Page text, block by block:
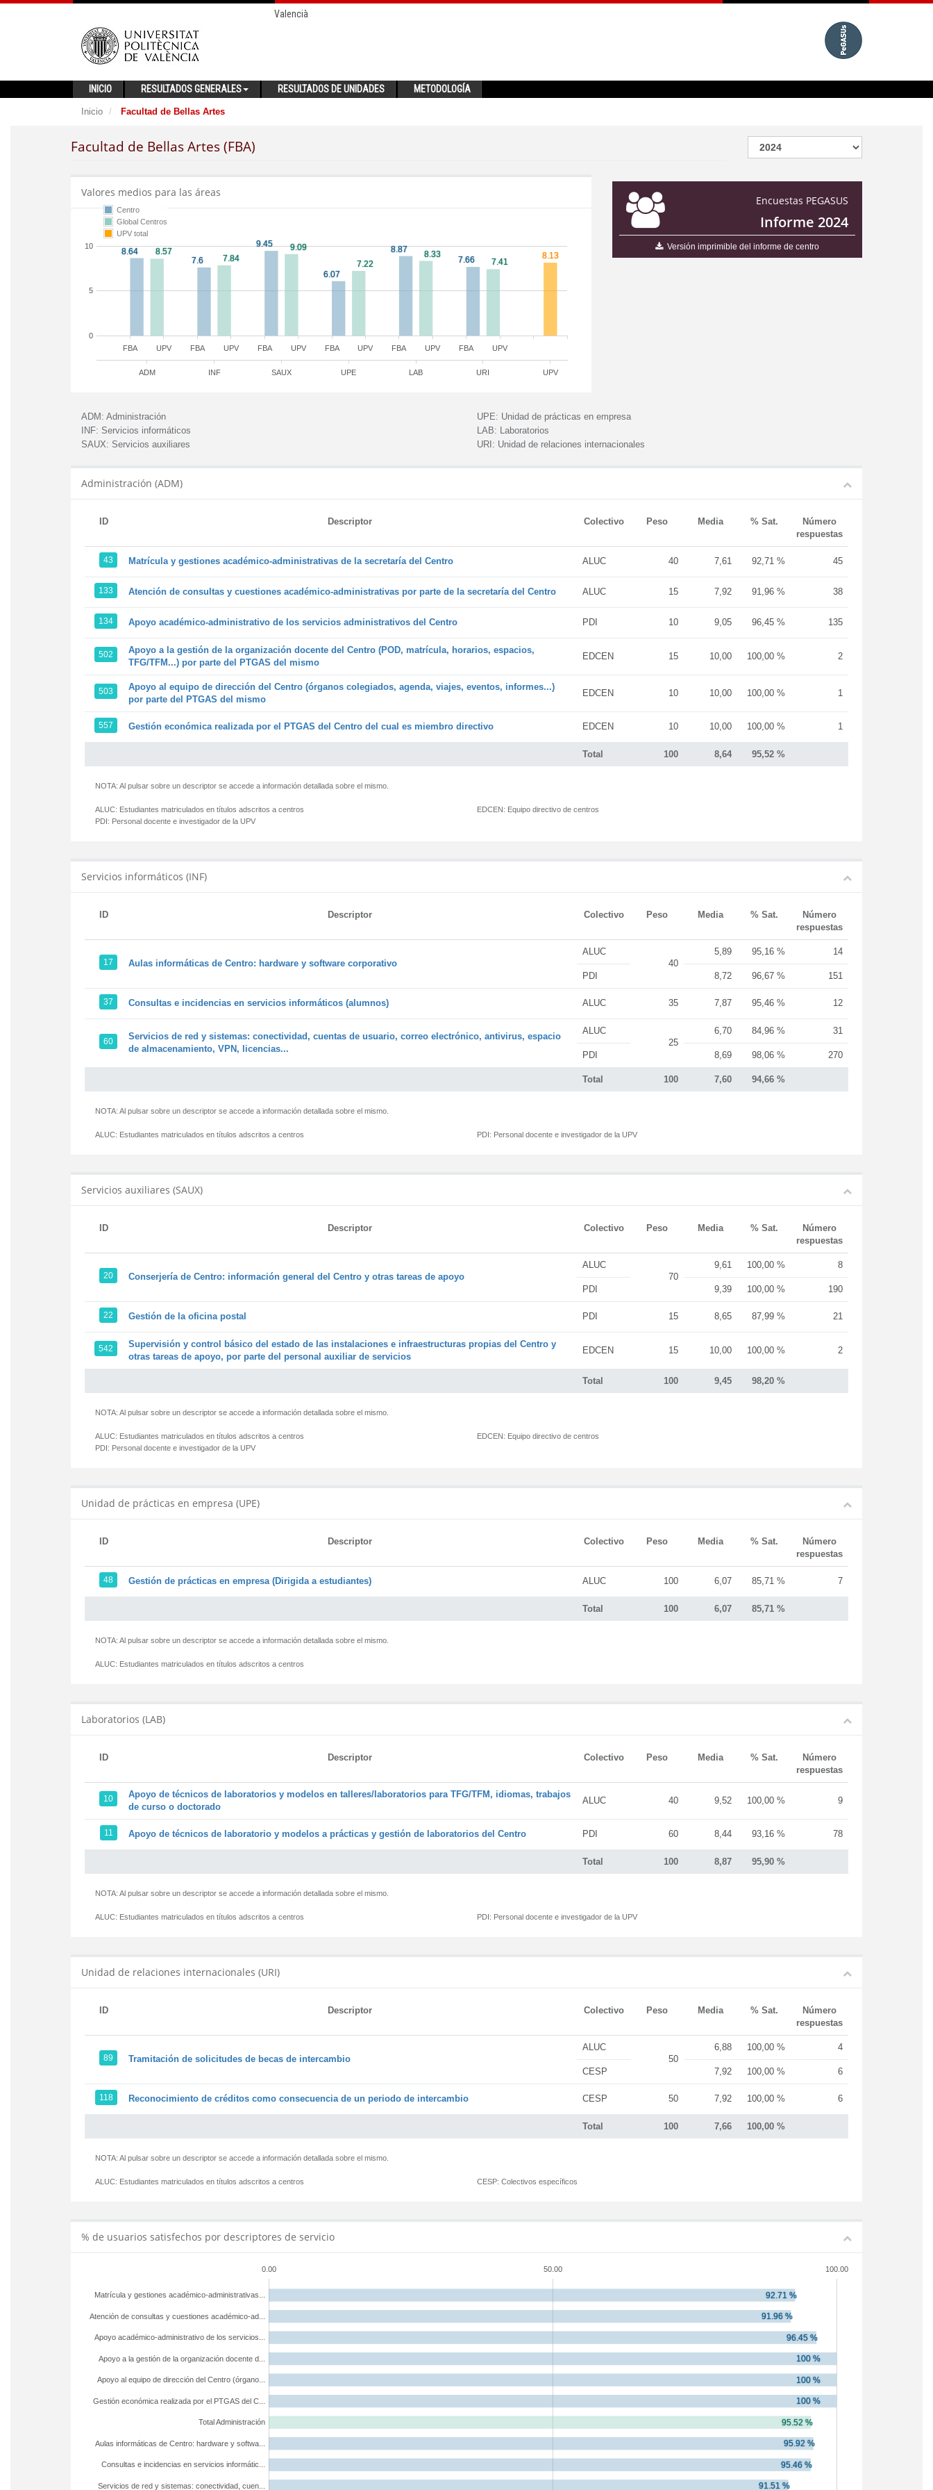
Valencià
INICIO RESULTADOS GENERALES RESULTADOS DE UNIDADES METODOLOGÍA
Inicio Facultad de Bellas Artes
Facultad de Bellas Artes (FBA)
Encuestas PEGASUS
Informe 2024
Versión imprimible del informe de centro
Valores medios para las áreas
FBA FBA FBA FBA FBA FBA
UPV UPV UPV UPV UPV UPV
ADM INF SAUX UPE LAB URI UPV
0
5
10
Centro
Global Centros
UPV total
ADM: Administración
INF: Servicios informáticos
SAUX: Servicios auxiliares
UPE: Unidad de prácticas en empresa
LAB: Laboratorios
URI: Unidad de relaciones internacionales
Administración (ADM)
ID Descriptor Colectivo Peso Media % Sat.
Número
respuestas
Total 100 8,64 95,52 %
43 Matrícula y gestiones académico-administrativas de la secretaría del Centro ALUC 40 7,61 92,71 % 45
133 Atención de consultas y cuestiones académico-administrativas por parte de la secretaría del Centro ALUC 15 7,92 91,96 % 38
134 Apoyo académico-administrativo de los servicios administrativos del Centro PDI 10 9,05 96,45 % 135
502
Apoyo a la gestión de la organización docente del Centro (POD, matrícula, horarios, espacios,
TFG/TFM...) por parte del PTGAS del mismo
EDCEN 15 10,00 100,00 % 2
503
Apoyo al equipo de dirección del Centro (órganos colegiados, agenda, viajes, eventos, informes...)
por parte del PTGAS del mismo
EDCEN 10 10,00 100,00 % 1
557 Gestión económica realizada por el PTGAS del Centro del cual es miembro directivo EDCEN 10 10,00 100,00 % 1
NOTA: Al pulsar sobre un descriptor se accede a información detallada sobre el mismo.
ALUC: Estudiantes matriculados en títulos adscritos a centros
PDI: Personal docente e investigador de la UPV
EDCEN: Equipo directivo de centros
Servicios informáticos (INF)
ID Descriptor Colectivo Peso Media % Sat.
Número
respuestas
Total 100 7,60 94,66 %
17 Aulas informáticas de Centro: hardware y software corporativo
ALUC
40
5,89 95,16 % 14
PDI 8,72 96,67 % 151
37 Consultas e incidencias en servicios informáticos (alumnos) ALUC 35 7,87 95,46 % 12
60
Servicios de red y sistemas: conectividad, cuentas de usuario, correo electrónico, antivirus, espacio
de almacenamiento, VPN, licencias...
ALUC
25
6,70 84,96 % 31
PDI 8,69 98,06 % 270
NOTA: Al pulsar sobre un descriptor se accede a información detallada sobre el mismo.
ALUC: Estudiantes matriculados en títulos adscritos a centros PDI: Personal docente e investigador de la UPV
Servicios auxiliares (SAUX)
ID Descriptor Colectivo Peso Media % Sat.
Número
respuestas
Total 100 9,45 98,20 %
20 Conserjería de Centro: información general del Centro y otras tareas de apoyo
ALUC
70
9,61 100,00 % 8
PDI 9,39 100,00 % 190
22 Gestión de la oficina postal PDI 15 8,65 87,99 % 21
542
Supervisión y control básico del estado de las instalaciones e infraestructuras propias del Centro y
otras tareas de apoyo, por parte del personal auxiliar de servicios
EDCEN 15 10,00 100,00 % 2
NOTA: Al pulsar sobre un descriptor se accede a información detallada sobre el mismo.
ALUC: Estudiantes matriculados en títulos adscritos a centros
PDI: Personal docente e investigador de la UPV
EDCEN: Equipo directivo de centros
Unidad de prácticas en empresa (UPE)
ID Descriptor Colectivo Peso Media % Sat.
Número
respuestas
Total 100 6,07 85,71 %
48 Gestión de prácticas en empresa (Dirigida a estudiantes) ALUC 100 6,07 85,71 % 7
NOTA: Al pulsar sobre un descriptor se accede a información detallada sobre el mismo.
ALUC: Estudiantes matriculados en títulos adscritos a centros
Laboratorios (LAB)
ID Descriptor Colectivo Peso Media % Sat.
Número
respuestas
Total 100 8,87 95,90 %
10
Apoyo de técnicos de laboratorios y modelos en talleres/laboratorios para TFG/TFM, idiomas, trabajos
de curso o doctorado
ALUC 40 9,52 100,00 % 9
11 Apoyo de técnicos de laboratorio y modelos a prácticas y gestión de laboratorios del Centro PDI 60 8,44 93,16 % 78
NOTA: Al pulsar sobre un descriptor se accede a información detallada sobre el mismo.
ALUC: Estudiantes matriculados en títulos adscritos a centros PDI: Personal docente e investigador de la UPV
Unidad de relaciones internacionales (URI)
ID Descriptor Colectivo Peso Media % Sat.
Número
respuestas
Total 100 7,66 100,00 %
89 Tramitación de solicitudes de becas de intercambio
ALUC
50
6,88 100,00 % 4
CESP 7,92 100,00 % 6
118 Reconocimiento de créditos como consecuencia de un periodo de intercambio CESP 50 7,92 100,00 % 6
NOTA: Al pulsar sobre un descriptor se accede a información detallada sobre el mismo.
ALUC: Estudiantes matriculados en títulos adscritos a centros CESP: Colectivos específicos
% de usuarios satisfechos por descriptores de servicio
0.00 50.00 100.00
Servicios de red y sistemas: conectividad, cuen...
Consultas e incidencias en servicios informátic...
Aulas informáticas de Centro: hardware y softwa...
Total Administración
Gestión económica realizada por el PTGAS del C...
Apoyo al equipo de dirección del Centro (órgano...
Apoyo a la gestión de la organización docente d...
Apoyo académico-administrativo de los servicios...
Atención de consultas y cuestiones académico-ad...
Matrícula y gestiones académico-administrativas...